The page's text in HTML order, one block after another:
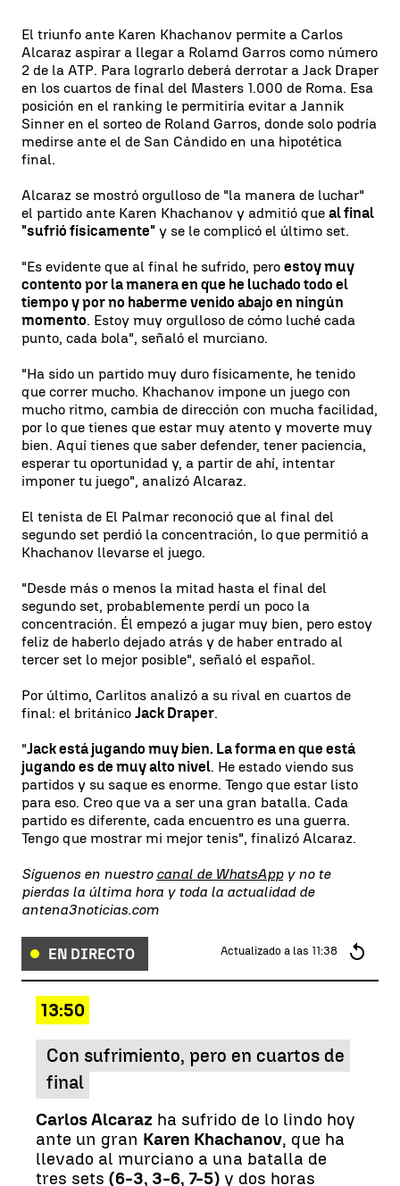
El triunfo ante Karen Khachanov permite a Carlos
Alcaraz aspirar a llegar a Rolamd Garros como número
2 de la ATP. Para lograrlo deberá derrotar a Jack Draper
en los cuartos de final del Masters 1.000 de Roma. Esa
posición en el ranking le permitiría evitar a Jannik
Sinner en el sorteo de Roland Garros, donde solo podría
medirse ante el de San Cándido en una hipotética
final.
Alcaraz se mostró orgulloso de "la manera de luchar"
el partido ante Karen Khachanov y admitió que al final
"sufrió físicamente" y se le complicó el último set.
"Es evidente que al final he sufrido, pero estoy muy
contento por la manera en que he luchado todo el
tiempo y por no haberme venido abajo en ningún
momento. Estoy muy orgulloso de cómo luché cada
punto, cada bola", señaló el murciano.
"Ha sido un partido muy duro físicamente, he tenido
que correr mucho. Khachanov impone un juego con
mucho ritmo, cambia de dirección con mucha facilidad,
por lo que tienes que estar muy atento y moverte muy
bien. Aquí tienes que saber defender, tener paciencia,
esperar tu oportunidad y, a partir de ahí, intentar
imponer tu juego", analizó Alcaraz.
El tenista de El Palmar reconoció que al final del
segundo set perdió la concentración, lo que permitió a
Khachanov llevarse el juego.
"Desde más o menos la mitad hasta el final del
segundo set, probablemente perdí un poco la
concentración. Él empezó a jugar muy bien, pero estoy
feliz de haberlo dejado atrás y de haber entrado al
tercer set lo mejor posible", señaló el español.
Por último, Carlitos analizó a su rival en cuartos de
final: el británico Jack Draper.
"Jack está jugando muy bien. La forma en que está
jugando es de muy alto nivel. He estado viendo sus
partidos y su saque es enorme. Tengo que estar listo
para eso. Creo que va a ser una gran batalla. Cada
partido es diferente, cada encuentro es una guerra.
Tengo que mostrar mi mejor tenis", finalizó Alcaraz.
Síguenos en nuestro canal de WhatsAppy no te
pierdas la última hora y toda la actualidad de
antena3noticias.com
EN DIRECTO Actualizado a las 11:38
13:50
Con sufrimiento, pero en cuartos de
final
Carlos Alcaraz ha sufrido de lo lindo hoy
ante un gran Karen Khachanov, que ha
llevado al murciano a una batalla de
tres sets (6-3, 3-6, 7-5) y dos horas